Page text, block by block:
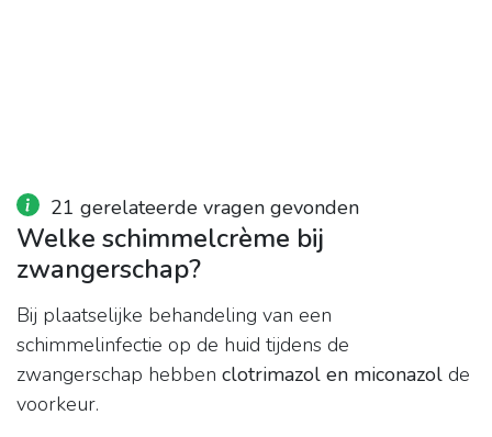
21 gerelateerde vragen gevonden
Welke schimmelcrème bij
zwangerschap?
Bij plaatselijke behandeling van een
schimmelinfectie op de huid tijdens de
zwangerschap hebben clotrimazol en miconazol de
voorkeur.